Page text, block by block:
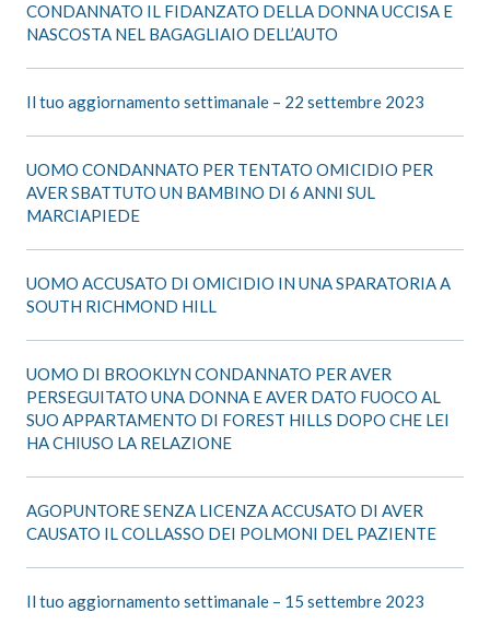
CONDANNATO IL FIDANZATO DELLA DONNA UCCISA E
NASCOSTA NEL BAGAGLIAIO DELL’AUTO
Il tuo aggiornamento settimanale – 22 settembre 2023
UOMO CONDANNATO PER TENTATO OMICIDIO PER
AVER SBATTUTO UN BAMBINO DI 6 ANNI SUL
MARCIAPIEDE
UOMO ACCUSATO DI OMICIDIO IN UNA SPARATORIA A
SOUTH RICHMOND HILL
UOMO DI BROOKLYN CONDANNATO PER AVER
PERSEGUITATO UNA DONNA E AVER DATO FUOCO AL
SUO APPARTAMENTO DI FOREST HILLS DOPO CHE LEI
HA CHIUSO LA RELAZIONE
AGOPUNTORE SENZA LICENZA ACCUSATO DI AVER
CAUSATO IL COLLASSO DEI POLMONI DEL PAZIENTE
Il tuo aggiornamento settimanale – 15 settembre 2023